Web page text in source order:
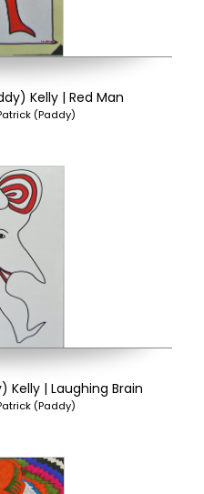
Kelly | Red Man
(Paddy)
Kelly | Laughing Brain
(Paddy)